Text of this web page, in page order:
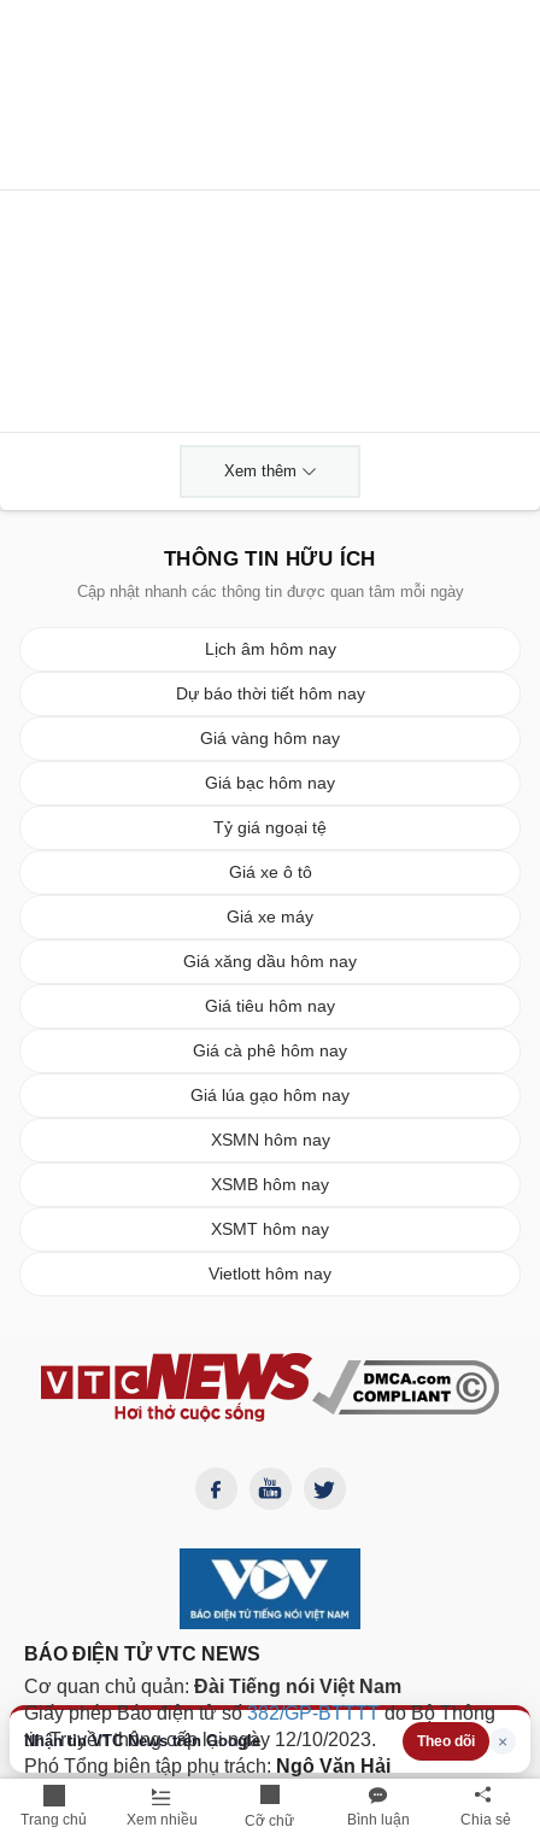
Trang chủ Xem nhiều Cỡ chữ Bình luận Chia sẻ
Nhận tin VTC News trên Google Theo dõi ×
Xem thêm
THÔNG TIN HỮU ÍCH
Cập nhật nhanh các thông tin được quan tâm mỗi ngày
Lịch âm hôm nay
Dự báo thời tiết hôm nay
Giá vàng hôm nay
Giá bạc hôm nay
Tỷ giá ngoại tệ
Giá xe ô tô
Giá xe máy
Giá xăng dầu hôm nay
Giá tiêu hôm nay
Giá cà phê hôm nay
Giá lúa gạo hôm nay
XSMN hôm nay
XSMB hôm nay
XSMT hôm nay
Vietlott hôm nay
BÁO ĐIỆN TỬ VTC NEWS
Cơ quan chủ quản: Đài Tiếng nói Việt Nam
Giấy phép Báo điện tử số382/GP-BTTTTdo Bộ Thông
tin Truyền thông cấp lại ngày 12/10/2023.
Phó Tổng biên tập phụ trách: Ngô Văn Hải
0855.911.911 toasoan@vtcnews.vn